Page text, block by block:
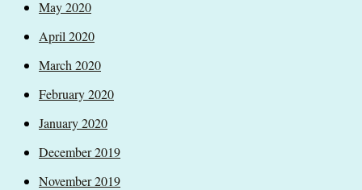
May 2020
April 2020
March 2020
February 2020
January 2020
December 2019
November 2019